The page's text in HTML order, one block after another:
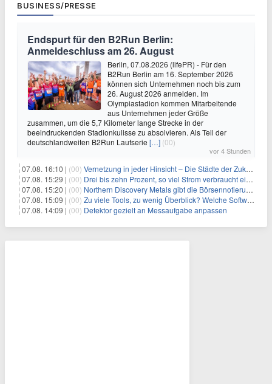
BUSINESS/PRESSE
Endspurt für den B2Run Berlin:
Anmeldeschluss am 26. August
Berlin, 07.08.2026 (lifePR) - Für den
B2Run Berlin am 16. September 2026
können sich Unternehmen noch bis zum
26. August 2026 anmelden. Im
Olympiastadion kommen Mitarbeitende
aus Unternehmen jeder Größe
zusammen, um die 5,7 Kilometer lange Strecke in der
beeindruckenden Stadionkulisse zu absolvieren. Als Teil der
deutschlandweiten B2Run Laufserie […] (00)
vor 4 Stunden
07.08. 16:10 | (00) Vernetzung in jeder Hinsicht – Die Städte der Zukunft sind grün-blau
07.08. 15:29 | (00) Drei bis zehn Prozent, so viel Strom verbraucht ein Aufzug im Gebäude
07.08. 15:20 | (00) Northern Discovery Metals gibt die Börsennotierung an der Frankfurter Wertpapierbörse bekannt
07.08. 15:09 | (00) Zu viele Tools, zu wenig Überblick? Welche Software IT-Dienstleister wirklich brauchen
07.08. 14:09 | (00) Detektor gezielt an Messaufgabe anpassen